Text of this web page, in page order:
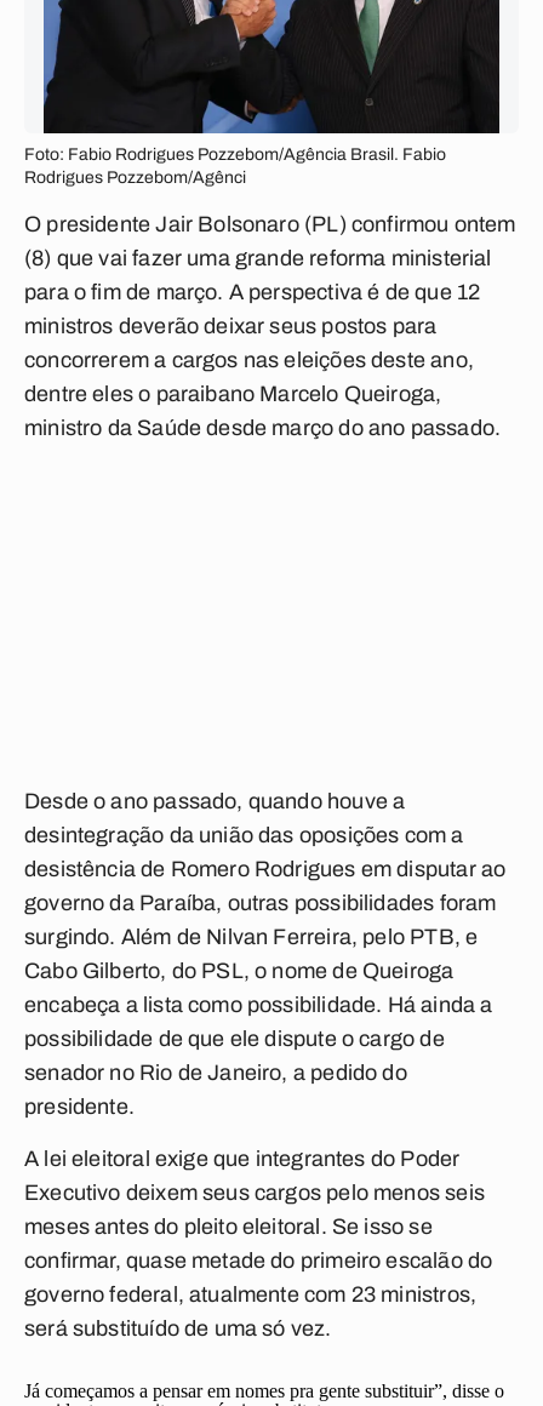
Foto: Fabio Rodrigues Pozzebom/Agência Brasil. Fabio
Rodrigues Pozzebom/Agênci
O presidente Jair Bolsonaro (PL) confirmou ontem
(8) que vai fazer uma grande reforma ministerial
para o fim de março. A perspectiva é de que 12
ministros deverão deixar seus postos para
concorrerem a cargos nas eleições deste ano,
dentre eles o paraibano Marcelo Queiroga,
ministro da Saúde desde março do ano passado.
Desde o ano passado, quando houve a
desintegração da união das oposições com a
desistência de Romero Rodrigues em disputar ao
governo da Paraíba, outras possibilidades foram
surgindo. Além de Nilvan Ferreira, pelo PTB, e
Cabo Gilberto, do PSL, o nome de Queiroga
encabeça a lista como possibilidade. Há ainda a
possibilidade de que ele dispute o cargo de
senador no Rio de Janeiro, a pedido do
presidente.
A lei eleitoral exige que integrantes do Poder
Executivo deixem seus cargos pelo menos seis
meses antes do pleito eleitoral. Se isso se
confirmar, quase metade do primeiro escalão do
governo federal, atualmente com 23 ministros,
será substituído de uma só vez.
Já começamos a pensar em nomes pra gente substituir”, disse o